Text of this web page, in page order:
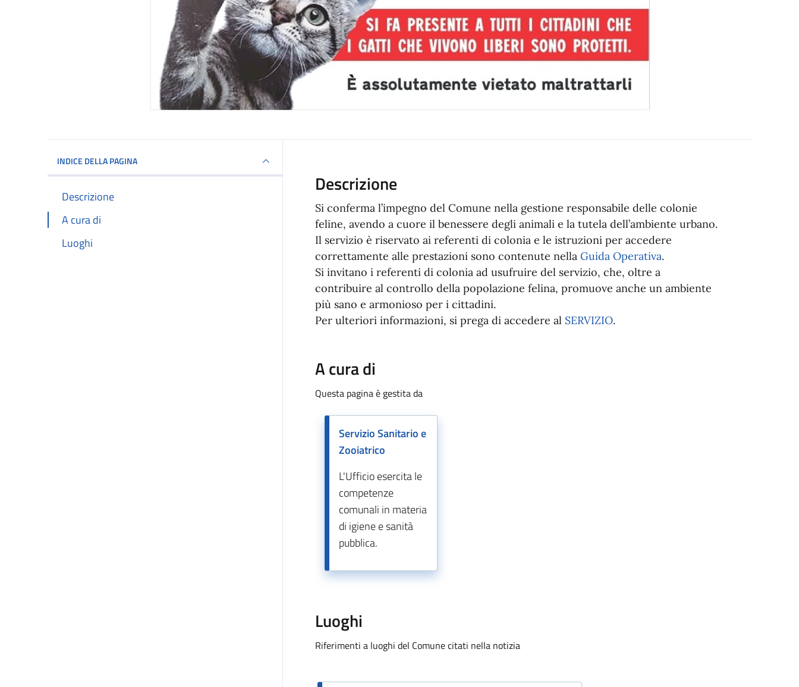
INDICE DELLA PAGINA
Descrizione
A cura di
Luoghi
Descrizione
Si conferma l’impegno del Comune nella gestione responsabile delle colonie
feline, avendo a cuore il benessere degli animali e la tutela dell’ambiente urbano.
Il servizio è riservato ai referenti di colonia e le istruzioni per accedere
correttamente alle prestazioni sono contenute nella Guida Operativa.
Si invitano i referenti di colonia ad usufruire del servizio, che, oltre a
contribuire al controllo della popolazione felina, promuove anche un ambiente
più sano e armonioso per i cittadini.
Per ulteriori informazioni, si prega di accedere al SERVIZIO.
A cura di
Questa pagina è gestita da
Servizio Sanitario e
Zooiatrico
L'Ufficio esercita le
competenze
comunali in materia
di igiene e sanità
pubblica.
Luoghi
Riferimenti a luoghi del Comune citati nella notizia